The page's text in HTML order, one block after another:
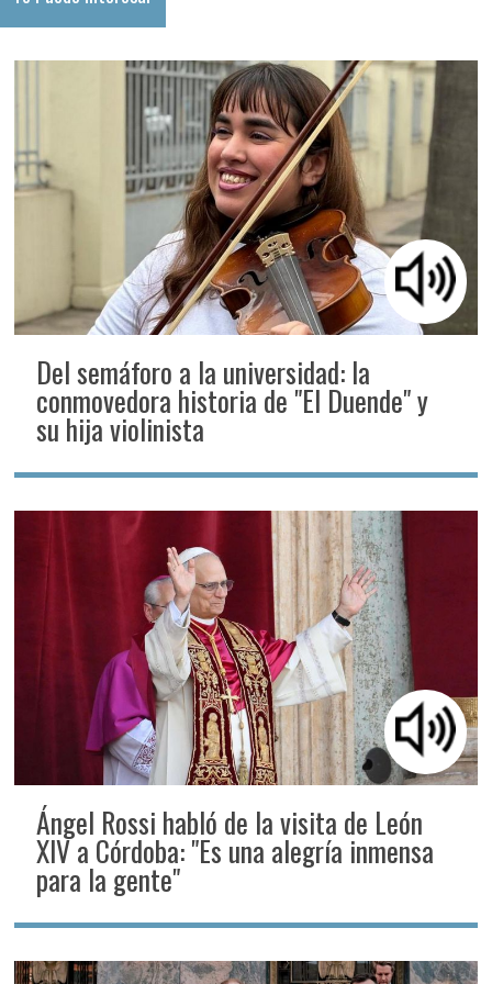
Del semáforo a la universidad: la
conmovedora historia de "El Duende" y
su hija violinista
Ángel Rossi habló de la visita de León
XIV a Córdoba: "Es una alegría inmensa
para la gente"